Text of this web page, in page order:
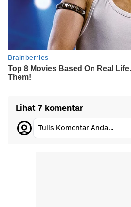
Lihat 7 komentar
Tulis Komentar Anda...